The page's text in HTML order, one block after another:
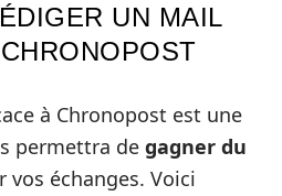
UN MAIL
à Chronopost est une
permettra de gagner du
vos échanges. Voici